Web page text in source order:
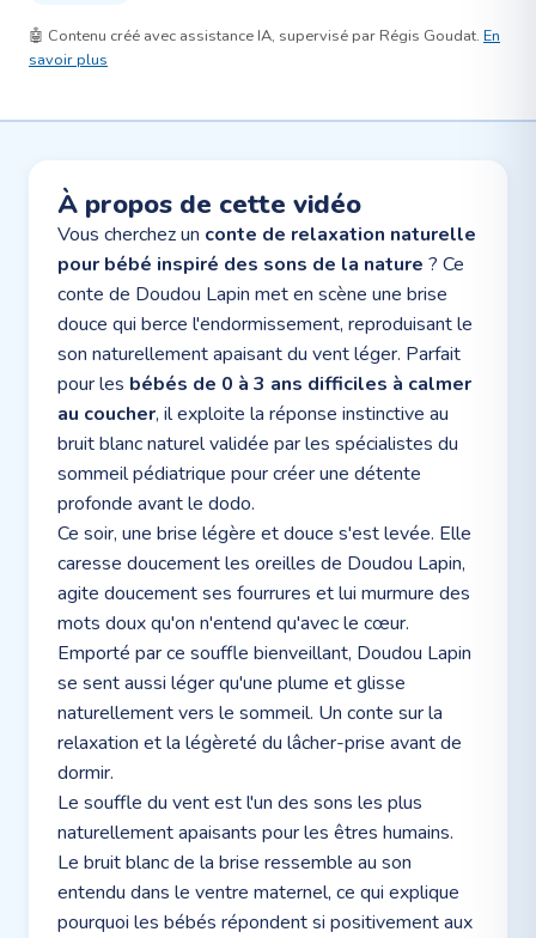
🤖 Contenu créé avec assistance IA, supervisé par Régis Goudat. En
savoir plus
À propos de cette vidéo
Vous cherchez un conte de relaxation naturelle
pour bébé inspiré des sons de la nature ? Ce
conte de Doudou Lapin met en scène une brise
douce qui berce l'endormissement, reproduisant le
son naturellement apaisant du vent léger. Parfait
pour les bébés de 0 à 3 ans difficiles à calmer
au coucher, il exploite la réponse instinctive au
bruit blanc naturel validée par les spécialistes du
sommeil pédiatrique pour créer une détente
profonde avant le dodo.
Ce soir, une brise légère et douce s'est levée. Elle
caresse doucement les oreilles de Doudou Lapin,
agite doucement ses fourrures et lui murmure des
mots doux qu'on n'entend qu'avec le cœur.
Emporté par ce souffle bienveillant, Doudou Lapin
se sent aussi léger qu'une plume et glisse
naturellement vers le sommeil. Un conte sur la
relaxation et la légèreté du lâcher-prise avant de
dormir.
Le souffle du vent est l'un des sons les plus
naturellement apaisants pour les êtres humains.
Le bruit blanc de la brise ressemble au son
entendu dans le ventre maternel, ce qui explique
pourquoi les bébés répondent si positivement aux